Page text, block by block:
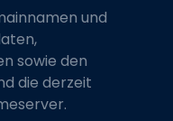
und
sowie den
die derzeit